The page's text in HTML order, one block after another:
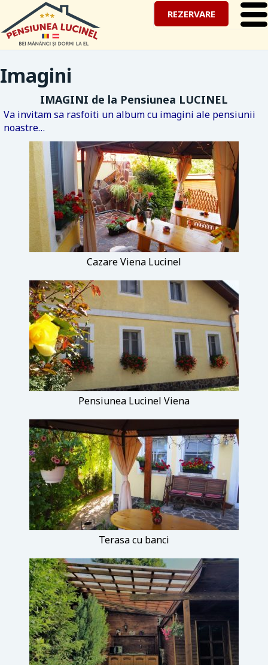
REZERVARE
Imagini
IMAGINI de la Pensiunea LUCINEL
Va invitam sa rasfoiti un album cu imagini ale pensiunii
noastre…
Cazare Viena Lucinel
Pensiunea Lucinel Viena
Terasa cu banci